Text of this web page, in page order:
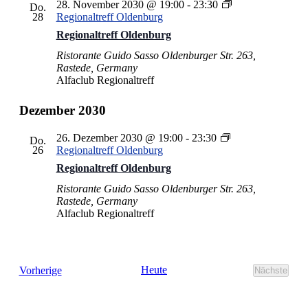
Do.
28
Regionaltreff Oldenburg
28. November 2030 @ 19:00- 23:30
Regionaltreff Oldenburg
Ristorante Guido Sasso Oldenburger Str. 263,
Rastede, Germany
Alfaclub Regionaltreff
Dezember 2030
Do.
26
Regionaltreff Oldenburg
26. Dezember 2030 @ 19:00- 23:30
Regionaltreff Oldenburg
Ristorante Guido Sasso Oldenburger Str. 263,
Rastede, Germany
Alfaclub Regionaltreff
VorherigeVeranstaltungen Heute
Nächste